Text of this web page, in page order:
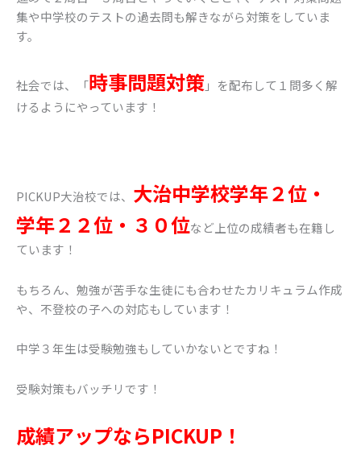
集や中学校のテストの過去問も解きながら対策をしていま
す。
社会では、「時事問題対策」を配布して１問多く解
けるようにやっています！
PICKUP大治校では、 大治中学校学年２位・
学年２２位・３０位など上位の成績者も在籍し
ています！
もちろん、勉強が苦手な生徒にも合わせたカリキュラム作成
や、不登校の子への対応もしています！
中学３年生は受験勉強もしていかないとですね！
受験対策もバッチリです！
成績アップならPICKUP！